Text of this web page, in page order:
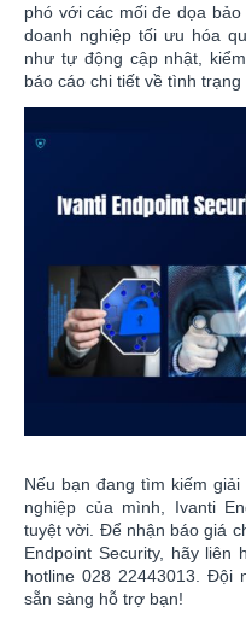
phó với các mối đe dọa
doanh nghiệp tối ưu hóa
như tự động cập nhật,
báo cáo chi tiết về tình trạng
Nếu bạn đang tìm kiếm
nghiệp của mình, Ivanti
tuyệt vời. Để nhận báo giá
Endpoint Security, hãy liên
hotline 028 22443013. Đội
sẵn sàng hỗ trợ bạn!